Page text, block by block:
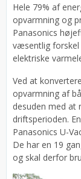
Hele 79% af
opvarmning og
Panasonics
væsentlig forskel
elektriske
Ved at
opvarmning af
desuden med at
driftsperioden.
Panasonics U-
De har en 19
og skal derfor